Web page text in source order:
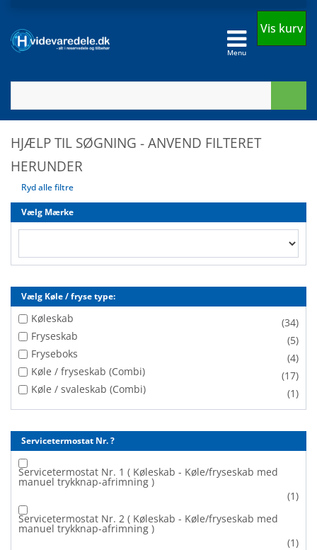
Menu
Vis kurv
HJÆLP TIL SØGNING - ANVEND FILTERET
HERUNDER
Ryd alle filtre
Vælg Mærke
Vælg Køle / fryse type:
Køleskab
(34)
Fryseskab
(5)
Fryseboks
(4)
Køle / fryseskab (Combi)
(17)
Køle / svaleskab (Combi)
(1)
Servicetermostat Nr. ?
Servicetermostat Nr. 1 ( Køleskab - Køle/fryseskab med
manuel trykknap-afrimning )
(1)
Servicetermostat Nr. 2 ( Køleskab - Køle/fryseskab med
manuel trykknap-afrimning )
(1)